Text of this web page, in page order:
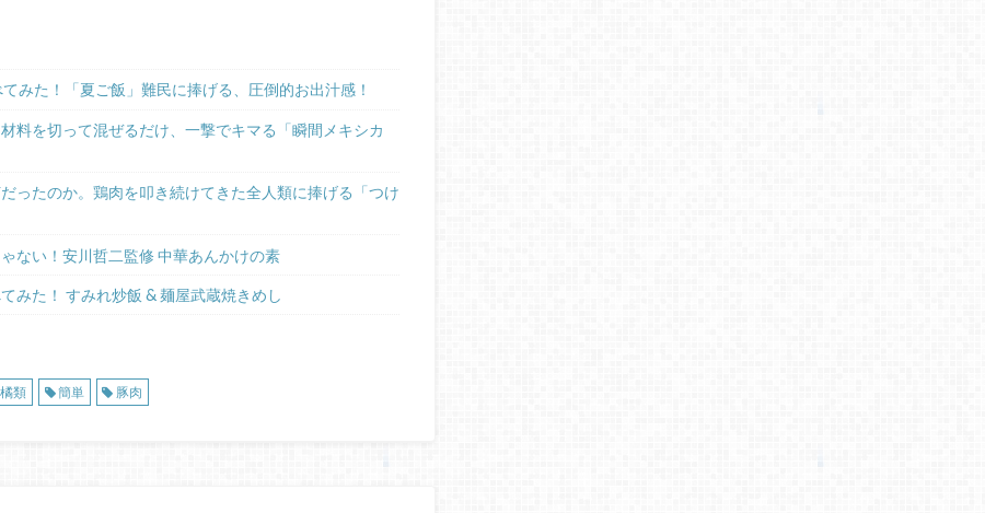
みた！「夏ご飯」難民に捧げる、圧倒的お出汁感！
料を切って混ぜるだけ、一撃でキマる「瞬間メキシカ
ったのか。鶏肉を叩き続けてきた全人類に捧げる「つけ
ない！安川哲二監修 中華あんかけの素
みた！ すみれ炒飯 & 麺屋武蔵焼きめし
類 簡単 豚肉